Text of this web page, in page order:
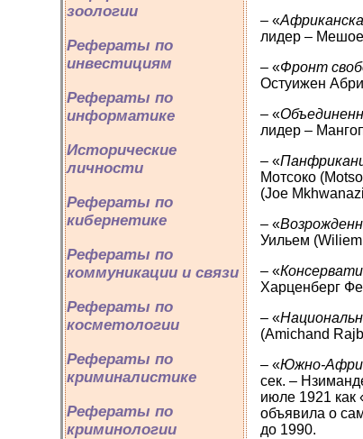
зоологии
Рефераты по
инвестициям
Рефераты по
информатике
Исторические
личности
Рефераты по
кибернетике
Рефераты по
коммуникации и связи
Рефераты по
косметологии
Рефераты по
криминалистике
Рефераты по
криминологии
– «
лидер – Мешое
– «Фронт
Остуижен
– «
лидер –
– «
Мотсоко
(Joe
– «
Уильем
– «
Харценберг
– «
(Amichand
– «Южно-
сек. –
июле 1921 как
объявила о
до 1990.